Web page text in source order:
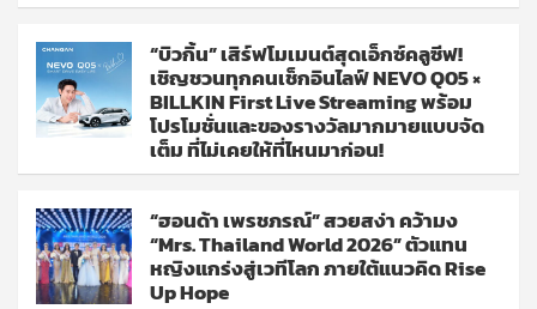
“บิวกิ้น” เสิร์ฟโมเมนต์สุดเอ็กซ์คลูซีฟ!
เชิญชวนทุกคนเช็กอินไลฟ์ NEVO Q05 ×
BILLKIN First Live Streaming พร้อม
โปรโมชั่นและของรางวัลมากมายแบบจัด
เต็ม ที่ไม่เคยให้ที่ไหนมาก่อน!
“ฮอนด้า เพรชภรณ์” สวยสง่า คว้ามง
“Mrs. Thailand World 2026” ตัวแทน
หญิงแกร่งสู่เวทีโลก ภายใต้แนวคิด Rise
Up Hope